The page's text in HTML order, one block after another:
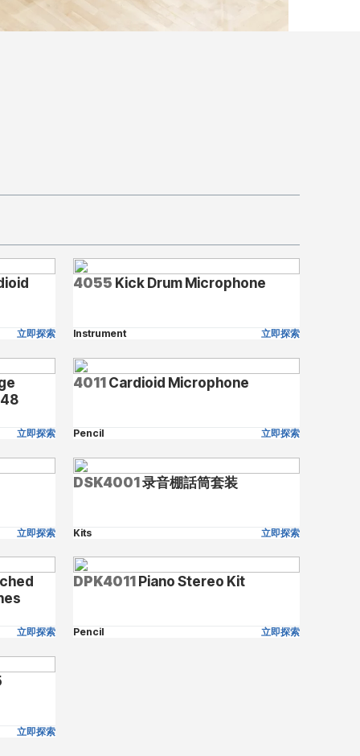
立即探索
4055 Kick Drum Microphone
Instrument 立即探索
立即探索
4011Cardioid Microphone
Pencil 立即探索
立即探索
DSK4001录音棚話筒套装
Kits 立即探索
立即探索
DPK4011Piano Stereo Kit
Pencil 立即探索
立即探索